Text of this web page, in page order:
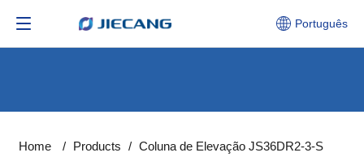
Português
Home / Products / Coluna de Elevação JS36DR2-3-S